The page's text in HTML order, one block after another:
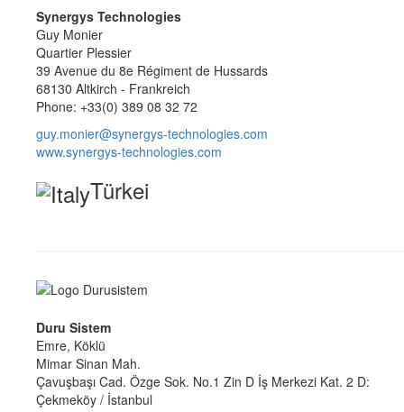
Synergys Technologies
Guy Monier
Quartier Plessier
39 Avenue du 8e Régiment de Hussards
68130 Altkirch - Frankreich
Phone: +33(0) 389 08 32 72
guy.monier@synergys-technologies.com
www.synergys-technologies.com
Türkei
Duru Sistem
Emre, Köklü
Mimar Sinan Mah.
Çavuşbaşı Cad. Özge Sok. No.1 Zin D İş Merkezi Kat. 2 D:
Çekmeköy / İstanbul